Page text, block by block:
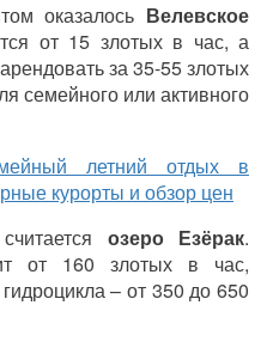
оказалось Велевское
от 15 злотых в час, а
за 35-55 злотых
семейного или активного
летний отдых в
курорты и обзор цен
озеро Езёрак.
от 160 злотых в час,
– от 350 до 650